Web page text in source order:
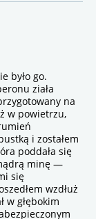
było go.
ziała
na
w powietrzu,
i zostałem
poddała się
minę —
się
wzdłuż
w głębokim